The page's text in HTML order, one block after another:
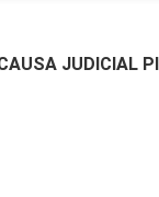
JUDICIAL